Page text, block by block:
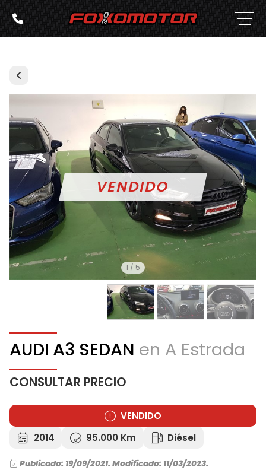
1 / 5
AUDI A3 SEDAN en A Estrada
CONSULTAR PRECIO
VENDIDO
2014
95.000 Km Diésel
Publicado: 19/09/2021. Modificado: 11/03/2023.